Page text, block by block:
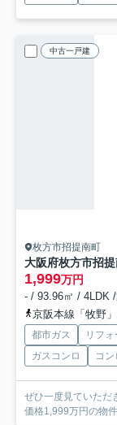
中古一戸建
枚方市招提南町
大阪府枚方市招
1,999万円
- / 93.96㎡ / 4LDK
京阪本線「牧野
都市ガス リフ
ガスコンロ
コ
ぜひ一度見ていただ
価格1,999万円の物